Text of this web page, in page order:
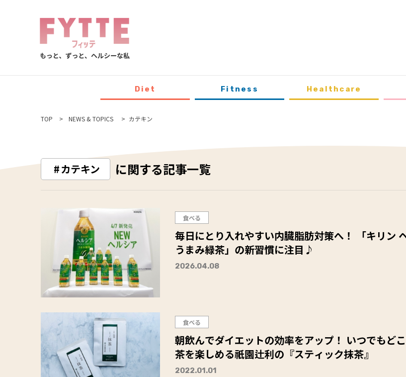
Diet Fitness Healthcare
TOP NEWS & TOPICS カテキン
カテキン に関する記事一覧
食べる
毎日にとり入れやすい内臓脂肪対策へ！ 「キリン
うまみ緑茶」の新習慣に注目♪
2026.04.08
食べる
朝飲んでダイエットの効率をアップ！ いつでもど
茶を楽しめる祇園辻利の『スティック抹茶』
2022.01.01